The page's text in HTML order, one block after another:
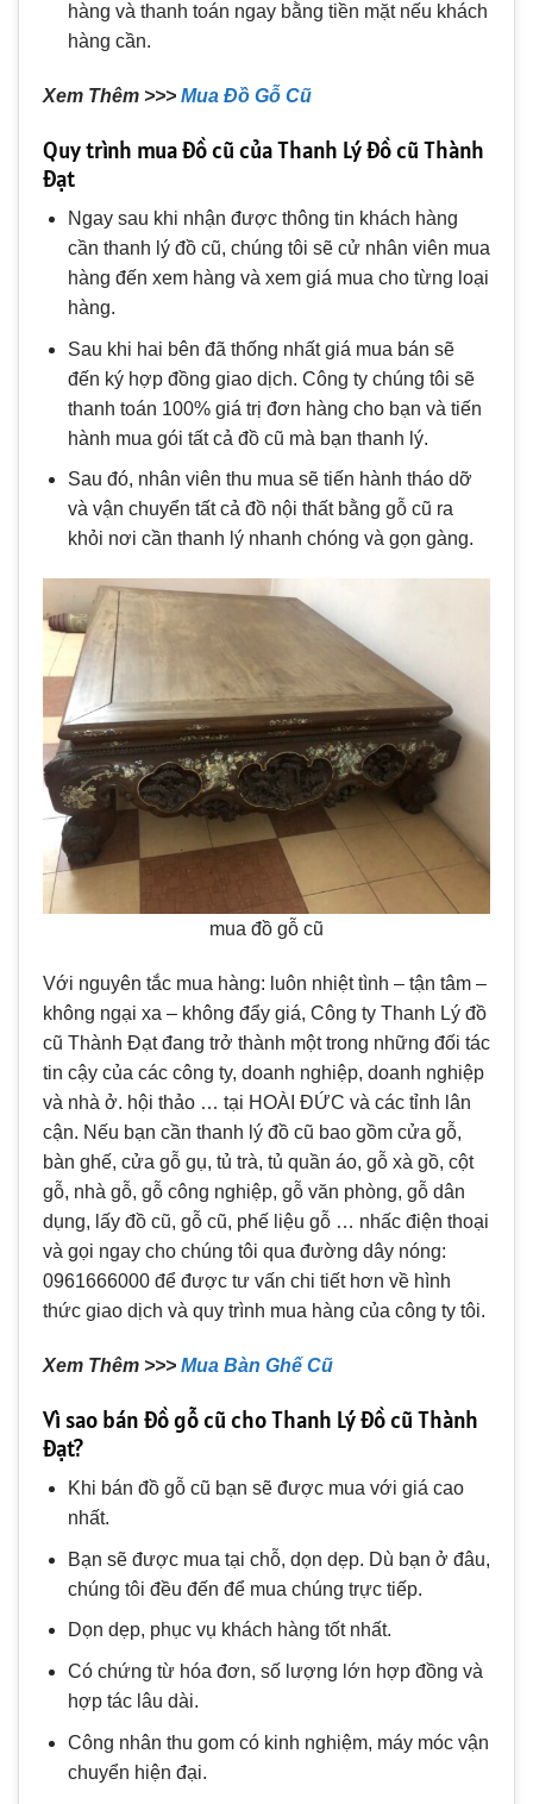
hàng và thanh toán ngay bằng tiền mặt nếu khách
hàng cần.
Xem Thêm >>> Mua Đồ Gỗ Cũ
Quy trình mua đồ cũ của Thanh Lý đồ cũ Thành
Đạt
Ngay sau khi nhận được thông tin khách hàng
cần thanh lý đồ cũ, chúng tôi sẽ cử nhân viên mua
hàng đến xem hàng và xem giá mua cho từng loại
hàng.
Sau khi hai bên đã thống nhất giá mua bán sẽ
đến ký hợp đồng giao dịch. Công ty chúng tôi sẽ
thanh toán 100% giá trị đơn hàng cho bạn và tiến
hành mua gói tất cả đồ cũ mà bạn thanh lý.
Sau đó, nhân viên thu mua sẽ tiến hành tháo dỡ
và vận chuyển tất cả đồ nội thất bằng gỗ cũ ra
khỏi nơi cần thanh lý nhanh chóng và gọn gàng.
mua đồ gỗ cũ
Với nguyên tắc mua hàng: luôn nhiệt tình – tận tâm –
không ngại xa – không đẩy giá, Công ty Thanh Lý đồ
cũ Thành Đạt đang trở thành một trong những đối tác
tin cậy của các công ty, doanh nghiệp, doanh nghiệp
và nhà ở. hội thảo … tại HOÀI ĐỨC và các tỉnh lân
cận. Nếu bạn cần thanh lý đồ cũ bao gồm cửa gỗ,
bàn ghế, cửa gỗ gụ, tủ trà, tủ quần áo, gỗ xà gồ, cột
gỗ, nhà gỗ, gỗ công nghiệp, gỗ văn phòng, gỗ dân
dụng, lấy đồ cũ, gỗ cũ, phế liệu gỗ … nhấc điện thoại
và gọi ngay cho chúng tôi qua đường dây nóng:
0961666000 để được tư vấn chi tiết hơn về hình
thức giao dịch và quy trình mua hàng của công ty tôi.
Xem Thêm >>> Mua Bàn Ghế Cũ
Vì sao bán đồ gỗ cũ cho Thanh Lý đồ cũ Thành
Đạt?
Khi bán đồ gỗ cũ bạn sẽ được mua với giá cao
nhất.
Bạn sẽ được mua tại chỗ, dọn dẹp. Dù bạn ở đâu,
chúng tôi đều đến để mua chúng trực tiếp.
Dọn dẹp, phục vụ khách hàng tốt nhất.
Có chứng từ hóa đơn, số lượng lớn hợp đồng và
hợp tác lâu dài.
Công nhân thu gom có ​​kinh nghiệm, máy móc vận
chuyển hiện đại.